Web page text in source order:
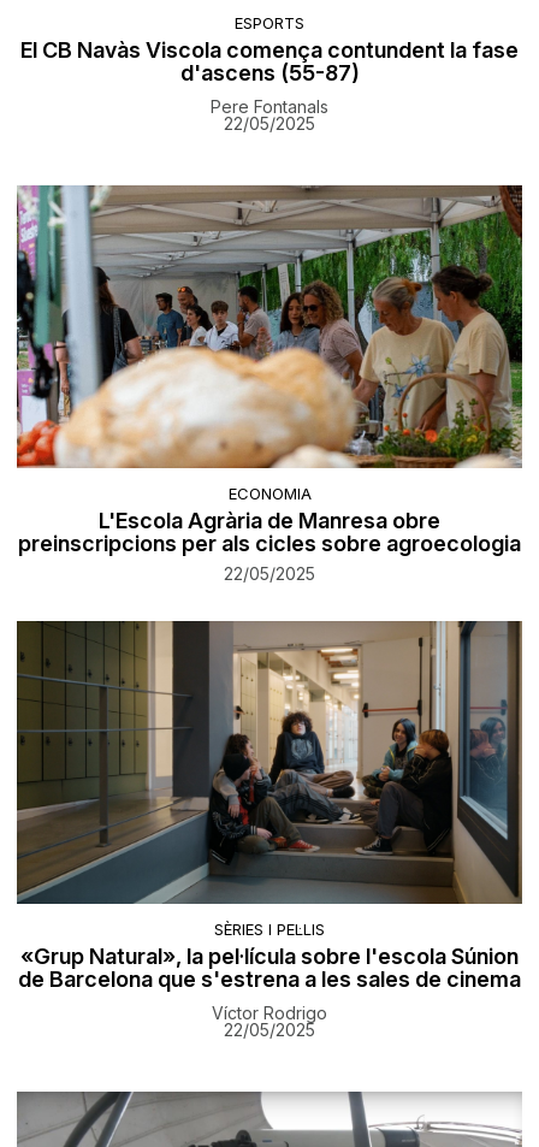
ESPORTS
El CB Navàs Viscola comença contundent la fase
d'ascens (55-87)
Pere Fontanals
22/05/2025
ECONOMIA
L'Escola Agrària de Manresa obre
preinscripcions per als cicles sobre agroecologia
22/05/2025
SÈRIES I PEL·LIS
«Grup Natural», la pel·lícula sobre l'escola Súnion
de Barcelona que s'estrena a les sales de cinema
Víctor Rodrigo
22/05/2025